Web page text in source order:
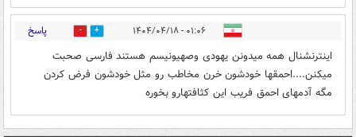
۰۱:۰۶ - ۱۴۰۴/۰۴/۱۸ 0 پاسخ
اینترنشنال همه میدونن یهودی وصهیونیسم هستند فارسی صحبت
میکنن....احمقها خودشون خرن مخاطب رو مثل خودشون فرض کردن
مگه آدمهای احمق فریب این کثافتهارو بخوره